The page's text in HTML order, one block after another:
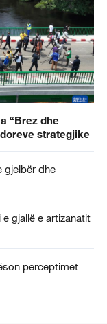
“Brez dhe
strategjike
gjelbër dhe
gjallë e artizanatit
perceptimet